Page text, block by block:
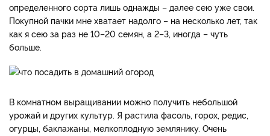
определенного сорта лишь однажды – далее сею уже свои.
Покупной пачки мне хватает надолго – на несколько лет, так
как я сею за раз не 10–20 семян, а 2–3, иногда – чуть
больше.
В комнатном выращивании можно получить небольшой
урожай и других культур. Я растила фасоль, горох, редис,
огурцы, баклажаны, мелкоплодную землянику. Очень